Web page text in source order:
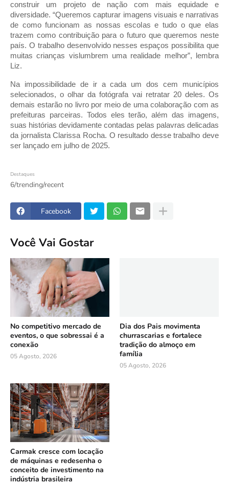
construir um projeto de nação com mais equidade e
diversidade. “Queremos capturar imagens visuais e narrativas
de como funcionam as nossas escolas e tudo o que elas
trazem como contribuição para o futuro que queremos neste
país. O trabalho desenvolvido nesses espaços possibilita que
muitas crianças vislumbrem uma realidade melhor”, lembra
Liz.
Na impossibilidade de ir a cada um dos cem municípios
selecionados, o olhar da fotógrafa vai retratar 20 deles. Os
demais estarão no livro por meio de uma colaboração com as
prefeituras parceiras. Todos eles terão, além das imagens,
suas histórias devidamente contadas pelas palavras delicadas
da jornalista Clarissa Rocha. O resultado desse trabalho deve
ser lançado em julho de 2025.
Destaques
6/trending/recent
Facebook
Você Vai Gostar
No competitivo mercado de
eventos, o que sobressai é a
conexão
05 Agosto, 2026
Dia dos Pais movimenta
churrascarias e fortalece
tradição do almoço em
família
05 Agosto, 2026
Carmak cresce com locação
de máquinas e redesenha o
conceito de investimento na
indústria brasileira